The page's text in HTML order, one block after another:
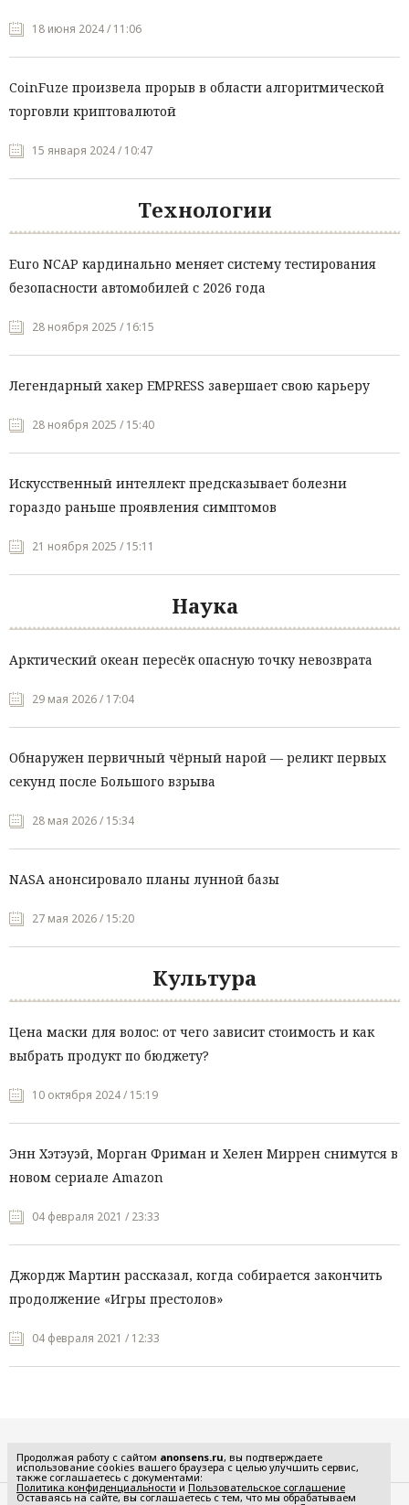
18 июня 2024 / 11:06
CoinFuze произвела прорыв в области алгоритмической
торговли криптовалютой
15 января 2024 / 10:47
Технологии
Euro NCAP кардинально меняет систему тестирования
безопасности автомобилей с 2026 года
28 ноября 2025 / 16:15
Легендарный хакер EMPRESS завершает свою карьеру
28 ноября 2025 / 15:40
Искусственный интеллект предсказывает болезни
гораздо раньше проявления симптомов
21 ноября 2025 / 15:11
Наука
Арктический океан пересёк опасную точку невозврата
29 мая 2026 / 17:04
Обнаружен первичный чёрный нарой — реликт первых
секунд после Большого взрыва
28 мая 2026 / 15:34
NASA анонсировало планы лунной базы
27 мая 2026 / 15:20
Культура
Цена маски для волос: от чего зависит стоимость и как
выбрать продукт по бюджету?
10 октября 2024 / 15:19
Энн Хэтэуэй, Морган Фриман и Хелен Миррен снимутся в
новом сериале Amazon
04 февраля 2021 / 23:33
Джордж Мартин рассказал, когда собирается закончить
продолжение «Игры престолов»
04 февраля 2021 / 12:33
Продолжая работу с сайтом anonsens.ru, вы подтверждаете
использование cookies вашего браузера с целью улучшить сервис,
также соглашаетесь с документами:
Политика конфиденциальности и Пользовательское соглашение
Оставаясь на сайте, вы соглашаетесь с тем, что мы обрабатываем